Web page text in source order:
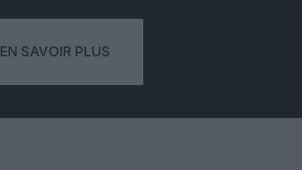
EN SAVOIR PLUS